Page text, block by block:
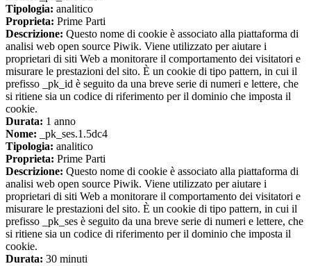
Tipologia: analitico
Proprieta: Prime Parti
Descrizione: Questo nome di cookie è associato alla piattaforma di
analisi web open source Piwik. Viene utilizzato per aiutare i
proprietari di siti Web a monitorare il comportamento dei visitatori e
misurare le prestazioni del sito. È un cookie di tipo pattern, in cui il
prefisso _pk_id è seguito da una breve serie di numeri e lettere, che
si ritiene sia un codice di riferimento per il dominio che imposta il
cookie.
Durata: 1 anno
Nome: _pk_ses.1.5dc4
Tipologia: analitico
Proprieta: Prime Parti
Descrizione: Questo nome di cookie è associato alla piattaforma di
analisi web open source Piwik. Viene utilizzato per aiutare i
proprietari di siti Web a monitorare il comportamento dei visitatori e
misurare le prestazioni del sito. È un cookie di tipo pattern, in cui il
prefisso _pk_ses è seguito da una breve serie di numeri e lettere, che
si ritiene sia un codice di riferimento per il dominio che imposta il
cookie.
Durata: 30 minuti